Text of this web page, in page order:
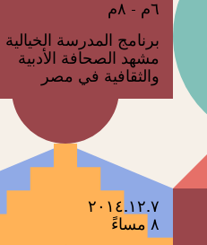
٦م - ٨م
برنامج المدرسة الخيالية
مشهد الصحافة الأدبية
والثقافية في مصر
٢٠١٤.١٢.٧
٨ مساءً